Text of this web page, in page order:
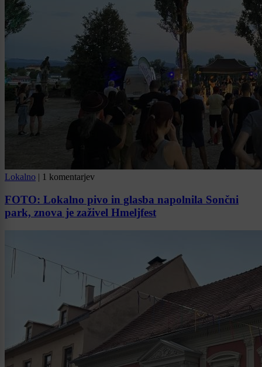
Lokalno | 1 komentarjev
FOTO: Lokalno pivo in glasba napolnila Sončni
park, znova je zaživel Hmeljfest